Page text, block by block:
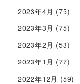
2023年4月 (75)
2023年3月 (75)
2023年2月 (53)
2023年1月 (77)
2022年12月 (59)